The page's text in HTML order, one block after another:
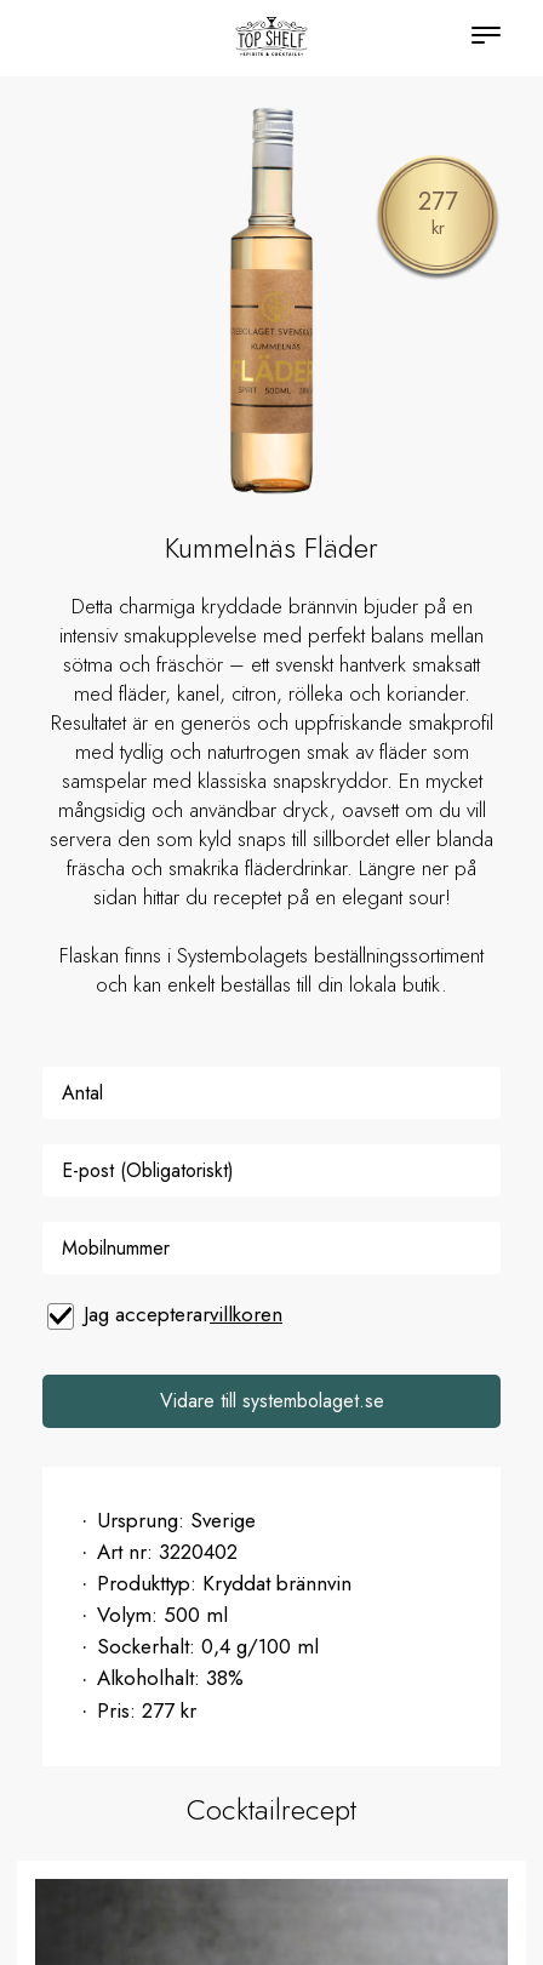
277
kr
Jag accepterarvillkoren
Vidare till systembolaget.se
Kummelnäs Fläder
Detta charmiga kryddade brännvin bjuder på en
intensiv smakupplevelse med perfekt balans mellan
sötma och fräschör – ett svenskt hantverk smaksatt
med fläder, kanel, citron, rölleka och koriander.
Resultatet är en generös och uppfriskande smakprofil
med tydlig och naturtrogen smak av fläder som
samspelar med klassiska snapskryddor. En mycket
mångsidig och användbar dryck, oavsett om du vill
servera den som kyld snaps till sillbordet eller blanda
fräscha och smakrika fläderdrinkar. Längre ner på
sidan hittar du receptet på en elegant sour!
Flaskan finns i Systembolagets beställningssortiment
och kan enkelt beställas till din lokala butik.
Ursprung: Sverige
Art nr: 3220402
Produkttyp: Kryddat brännvin
Volym: 500 ml
Sockerhalt: 0,4 g/100 ml
Alkoholhalt: 38%
Pris: 277 kr
Cocktailrecept